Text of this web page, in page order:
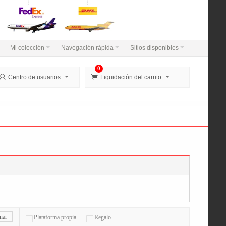
Mi colección Navegación rápida Sitios disponibles
Centro de usuarios  Liquidación del carrito
0
Plataforma propia Regalo